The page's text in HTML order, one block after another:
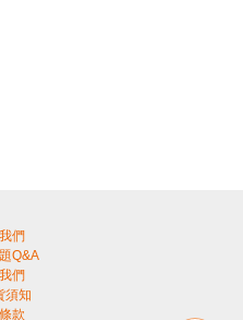
們
Q&A
們
須知
款